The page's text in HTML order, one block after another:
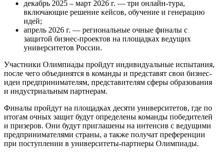
декабрь 2025 – март 2026 г. — три онлайн-тура,
включающие решение кейсов, обучение и генерацию
идей;
апрель 2026 г. — региональные очные финалы с
защитой бизнес-проектов на площадках ведущих
университетов России.
Участники Олимпиады пройдут индивидуальные испытания,
после чего объединятся в команды и представят свои бизнес-
идеи предпринимателям, представителям сферы образования
и индустриальным партнерам.
Финалы пройдут на площадках десяти университетов, где по
итогам очных защит будут определены команды победителей
и призеров. Они будут приглашены на интенсив с ведущими
предпринимателями страны, а также получат преференции
при поступлении в университеты-партнеры Олимпиады.